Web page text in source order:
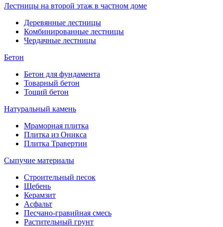
Лестницы на второй этаж в частном доме
Деревянные лестницы
Комбинированные лестницы
Чердачные лестницы
Бетон
Бетон для фундамента
Товарный бетон
Тощий бетон
Натуральный камень
Мраморная плитка
Плитка из Оникса
Плитка Травертин
Сыпучие материалы
Строительный песок
Щебень
Керамзит
Асфальт
Песчано-гравийная смесь
Растительный грунт